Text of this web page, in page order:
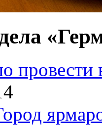
провести